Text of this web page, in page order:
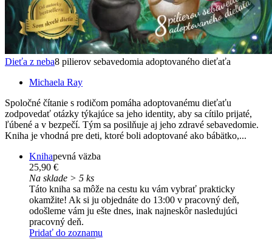
Dieťa z neba8 pilierov sebavedomia adoptovaného dieťaťa
Michaela Ray
Spoločné čítanie s rodičom pomáha adoptovanému dieťaťu
zodpovedať otázky týkajúce sa jeho identity, aby sa cítilo prijaté,
ľúbené a v bezpečí. Tým sa posilňuje aj jeho zdravé sebavedomie.
Kniha je vhodná pre deti, ktoré boli adoptované ako bábätko,...
Knihapevná väzba
25,90 €
Na sklade > 5 ks
Táto kniha sa môže na cestu ku vám vybrať prakticky
okamžite! Ak si ju objednáte do 13:00 v pracovný deň,
odošleme vám ju ešte dnes, inak najneskôr nasledujúci
pracovný deň.
Pridať do zoznamu